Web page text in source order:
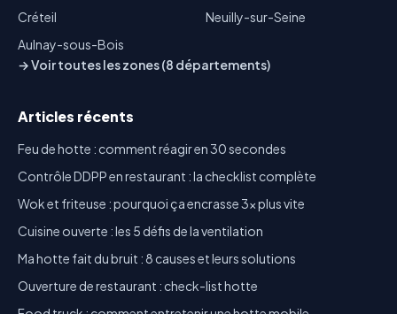
Créteil
Aulnay-sous-Bois
Neuilly-sur-Seine
→ Voir toutes les zones (8 départements)
Articles récents
Feu de hotte : comment réagir en 30 secondes
Contrôle DDPP en restaurant : la checklist complète
Wok et friteuse : pourquoi ça encrasse 3x plus vite
Cuisine ouverte : les 5 défis de la ventilation
Ma hotte fait du bruit : 8 causes et leurs solutions
Ouverture de restaurant : check-list hotte